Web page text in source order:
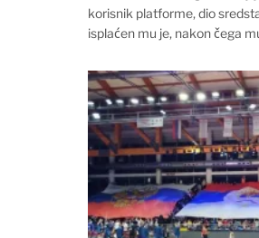
korisnik platforme, dio
isplaćen mu je, nakon čega